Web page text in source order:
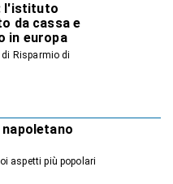
l'istituto
da cassa e
in europa
di Risparmio di
aspetti più popolari